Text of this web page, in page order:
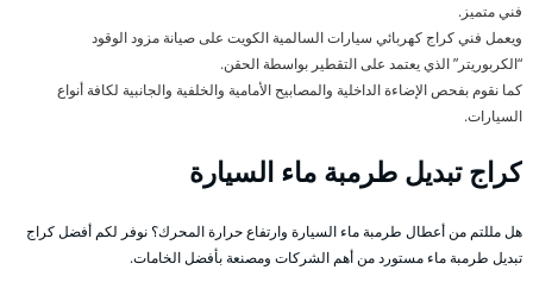
فني متميز.
ويعمل فني كراج كهربائي سيارات السالمية الكويت على صيانة مزود الوقود
“الكربوريتر” الذي يعتمد على التقطير بواسطة الحقن.
كما نقوم بفحص الإضاءة الداخلية والمصابيح الأمامية والخلفية والجانبية لكافة أنواع
السيارات.
كراج تبديل طرمبة ماء السيارة
هل مللتم من أعطال طرمبة ماء السيارة وارتفاع حرارة المحرك؟ نوفر لكم أفضل كراج
تبديل طرمبة ماء مستورد من أهم الشركات ومصنعة بأفضل الخامات.